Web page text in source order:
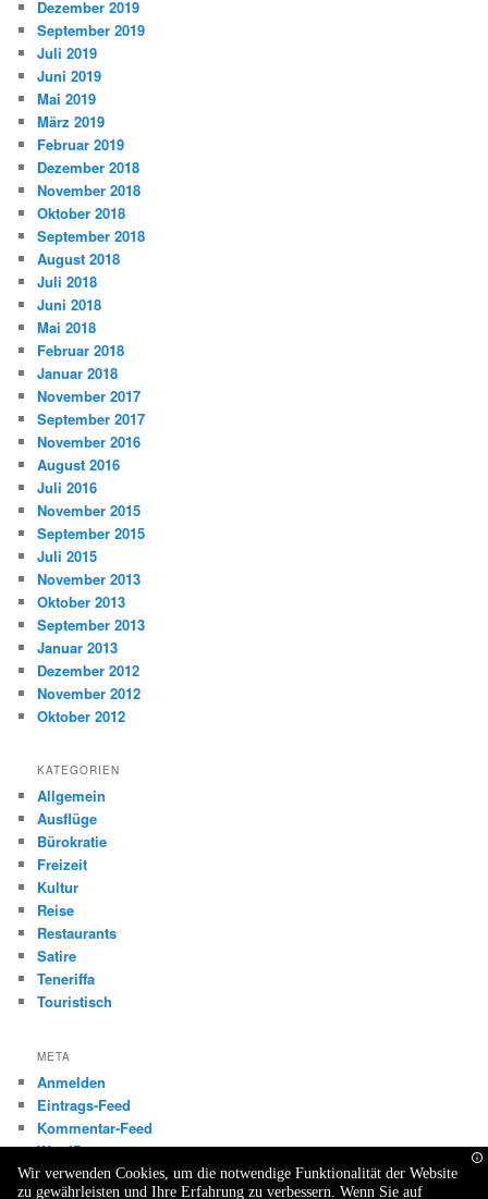
Dezember 2019
September 2019
Juli 2019
Juni 2019
Mai 2019
März 2019
Februar 2019
Dezember 2018
November 2018
Oktober 2018
September 2018
August 2018
Juli 2018
Juni 2018
Mai 2018
Februar 2018
Januar 2018
November 2017
September 2017
November 2016
August 2016
Juli 2016
November 2015
September 2015
Juli 2015
November 2013
Oktober 2013
September 2013
Januar 2013
Dezember 2012
November 2012
Oktober 2012
KATEGORIEN
Allgemein
Ausflüge
Bürokratie
Freizeit
Kultur
Reise
Restaurants
Satire
Teneriffa
Touristisch
META
Anmelden
Eintrags-Feed
Kommentar-Feed
WordPress.org
Wir verwenden Cookies, um die notwendige Funktionalität der Website
zu gewährleisten und Ihre Erfahrung zu verbessern. Wenn Sie auf